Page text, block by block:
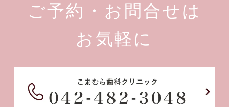
ご予約・お問合せは
お気軽に